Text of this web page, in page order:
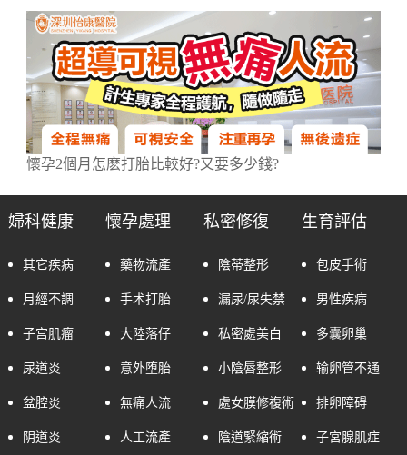
懷孕2個月怎麽打胎比較好?又要多少錢?
婦科健康
其它疾病
月經不調
子宫肌瘤
尿道炎
盆腔炎
阴道炎
懷孕處理
藥物流產
手术打胎
大陸落仔
意外堕胎
無痛人流
人工流產
私密修復
陰蒂整形
漏尿/尿失禁
私密處美白
小陰唇整形
處女膜修複術
陰道緊縮術
生育評估
包皮手術
男性疾病
多囊卵巢
输卵管不通
排卵障碍
子宮腺肌症